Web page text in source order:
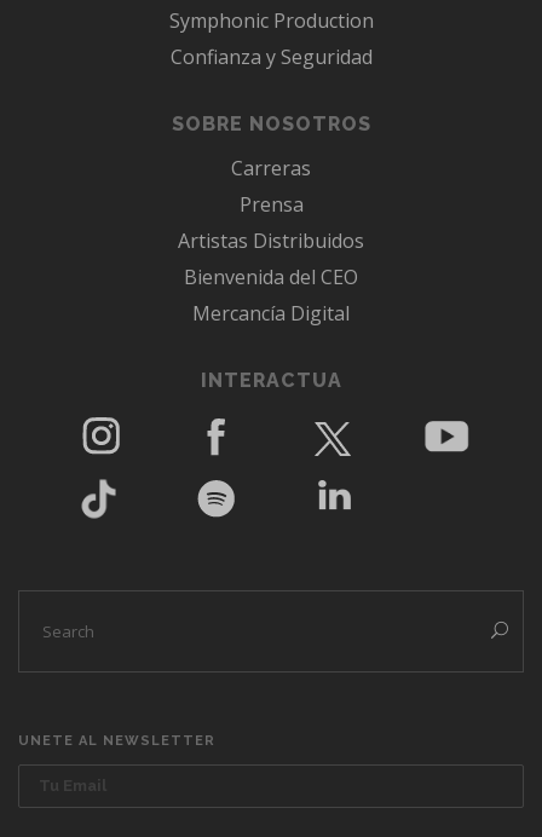
Symphonic Production
Confianza y Seguridad
SOBRE NOSOTROS
Carreras
Prensa
Artistas Distribuidos
Bienvenida del CEO
Mercancía Digital
INTERACTUA
UNETE AL NEWSLETTER